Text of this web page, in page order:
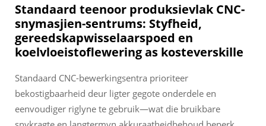
Standaard teenoor produksievlak CNC-
snymasjien-sentrums: Styfheid,
gereedskapwisselaarspoed en
koelvloeistoflewering as kosteverskille
Standaard CNC-bewerkingsentra prioriteer
bekostigbaarheid deur ligter gegote onderdele en
eenvoudiger riglyne te gebruik—wat die bruikbare